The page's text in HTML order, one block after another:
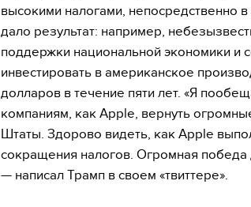
высокими налогами, непосредственно
дало результат: например,
поддержки национальной экономики и
инвестировать в американское
долларов в течение пяти лет. «Я
компаниям, как Apple, вернуть
Штаты. Здорово видеть, как Apple
сокращения налогов. Огромная
— написал Трамп в своем «твиттере».